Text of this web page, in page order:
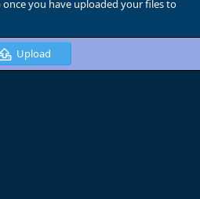
you have uploaded your files to
Upload